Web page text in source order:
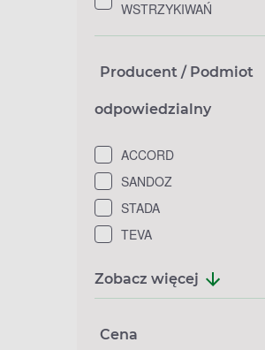
WSTRZYKIWAŃ
Producent / Podmiot
odpowiedzialny
ACCORD
SANDOZ
STADA
TEVA
Zobacz więcej
Cena